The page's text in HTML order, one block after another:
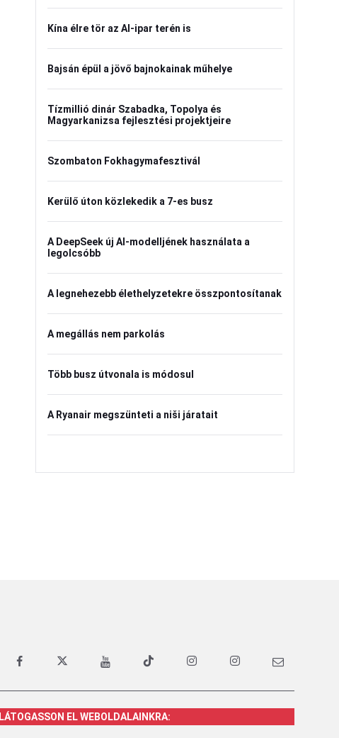
Kína élre tör az AI-ipar terén is
Bajsán épül a jövő bajnokainak műhelye
Tízmillió dinár Szabadka, Topolya és
Magyarkanizsa fejlesztési projektjeire
Szombaton Fokhagymafesztivál
Kerülő úton közlekedik a 7-es busz
A DeepSeek új AI-modelljének használata a
legolcsóbb
A legnehezebb élethelyzetekre összpontosítanak
A megállás nem parkolás
Több busz útvonala is módosul
A Ryanair megszünteti a niši járatait
LÁTOGASSON EL WEBOLDALAINKRA: